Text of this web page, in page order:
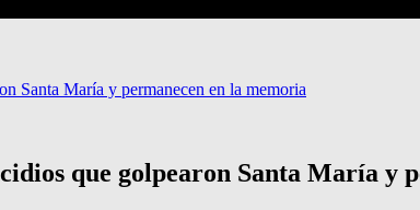
Santa María y permanecen en la memoria
que golpearon Santa María y